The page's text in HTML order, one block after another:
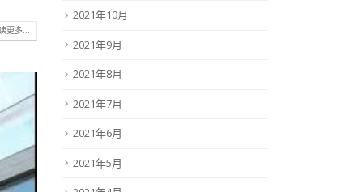
更多...
2021年10月
2021年9月
2021年8月
2021年7月
2021年6月
2021年5月